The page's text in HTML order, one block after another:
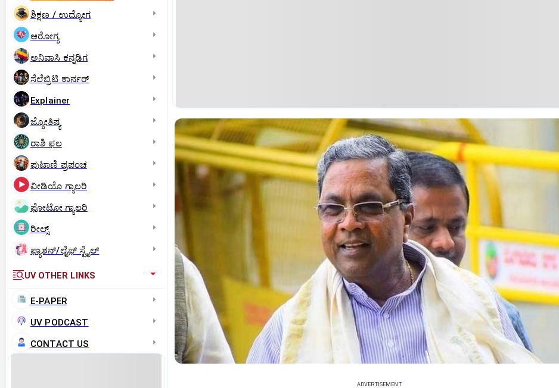
ಶಿಕ್ಷಣ / ಉದ್ಯೋಗ
ಆರೋಗ್ಯ
ಅನಿವಾಸಿ ಕನ್ನಡಿಗ
ಸೆಲೆಬ್ರಿಟಿ ಕಾರ್ನರ್‌
Explainer
ಜ್ಯೋತಿಷ್ಯ
ರಾಶಿ ಫಲ
ಪುಟಾಣಿ ಪ್ರಪಂಚ
ವೀಡಿಯೊ ಗ್ಯಾಲರಿ
ಫೋಟೋ ಗ್ಯಾಲರಿ
ರೀಲ್ಸ್
ಫ್ಯಾಶನ್/ಲೈಫ್‌ ಸ್ಟೈಲ್
UV OTHER LINKS
E-PAPER
UV PODCAST
CONTACT US
ADVERTISEMENT